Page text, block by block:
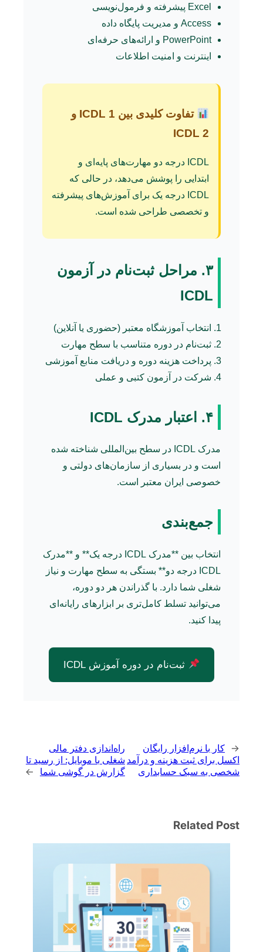
Excel پیشرفته و فرمول‌نویسی
Access و مدیریت پایگاه داده
PowerPoint و ارائه‌های حرفه‌ای
اینترنت و امنیت اطلاعات
تفاوت کلیدی بین ICDL 1 و
ICDL 2
ICDL درجه دو مهارت‌های پایه‌ای و
ابتدایی را پوشش می‌دهد، در حالی که
ICDL درجه یک برای آموزش‌های پیشرفته
و تخصصی طراحی شده است.
۳. مراحل ثبت‌نام در آزمون
ICDL
انتخاب آموزشگاه معتبر (حضوری یا آنلاین)
ثبت‌نام در دوره متناسب با سطح مهارت
پرداخت هزینه دوره و دریافت منابع آموزشی
شرکت در آزمون کتبی و عملی
۴. اعتبار مدرک ICDL
مدرک ICDL در سطح بین‌المللی شناخته شده
است و در بسیاری از سازمان‌های دولتی و
خصوصی ایران معتبر است.
جمع‌بندی
انتخاب بین **مدرک ICDL درجه یک** و **مدرک
ICDL درجه دو** بستگی به سطح مهارت و نیاز
شغلی شما دارد. با گذراندن هر دو دوره،
می‌توانید تسلط کامل‌تری بر ابزارهای رایانه‌ای
پیدا کنید.
ثبت‌نام در دوره آموزش ICDL
← کار با نرم‌افزار رایگان
اکسل برای ثبت هزینه و درآمد
شخصی به سبک حسابداری
راه‌اندازی دفتر مالی
شغلی با موبایل: از رسید تا
گزارش در گوشی شما
→
Related Post